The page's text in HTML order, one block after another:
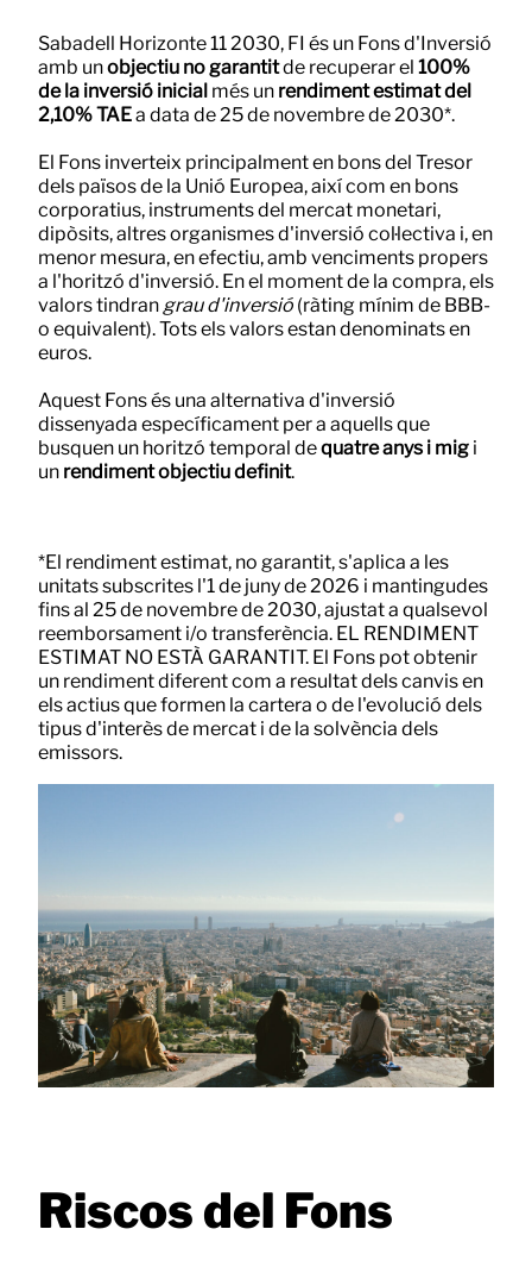
Sabadell Horizonte 11 2030, FI és un Fons d'Inversió
amb unobjectiu no garantitde recuperar el 100%
de la inversió inicial més un rendiment estimat del
2,10% TAEa data de 25 de novembre de 2030*.
El Fons inverteix principalment en bons del Tresor
dels països de la Unió Europea, així com en bons
corporatius, instruments del mercat monetari,
dipòsits, altres organismes d'inversió col·lectiva i, en
menor mesura, en efectiu, amb venciments propers
a l'horitzó d'inversió. En el moment de la compra, els
valors tindran grau d'inversió (ràting mínim de BBB-
o equivalent). Tots els valors estan denominats en
euros.
Aquest Fons és una alternativa d'inversió
dissenyada específicament per a aquells que
busquen un horitzó temporal dequatre anys i mig i
un rendiment objectiu definit.
*El rendiment estimat, no garantit, s'aplica a les
unitats subscrites l'1 de juny de 2026 i mantingudes
fins al 25 de novembre de 2030, ajustat a qualsevol
reemborsament i/o transferència. EL RENDIMENT
ESTIMAT NO ESTÀ GARANTIT. El Fons pot obtenir
un rendiment diferent com a resultat dels canvis en
els actius que formen la cartera o de l'evolució dels
tipus d'interès de mercat i de la solvència dels
emissors.
Riscos del Fons